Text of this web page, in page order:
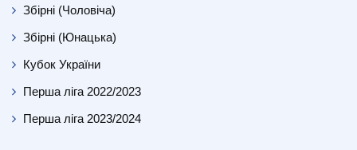
Збірні (Чоловіча)
Збірні (Юнацька)
Кубок України
Перша ліга 2022/2023
Перша ліга 2023/2024